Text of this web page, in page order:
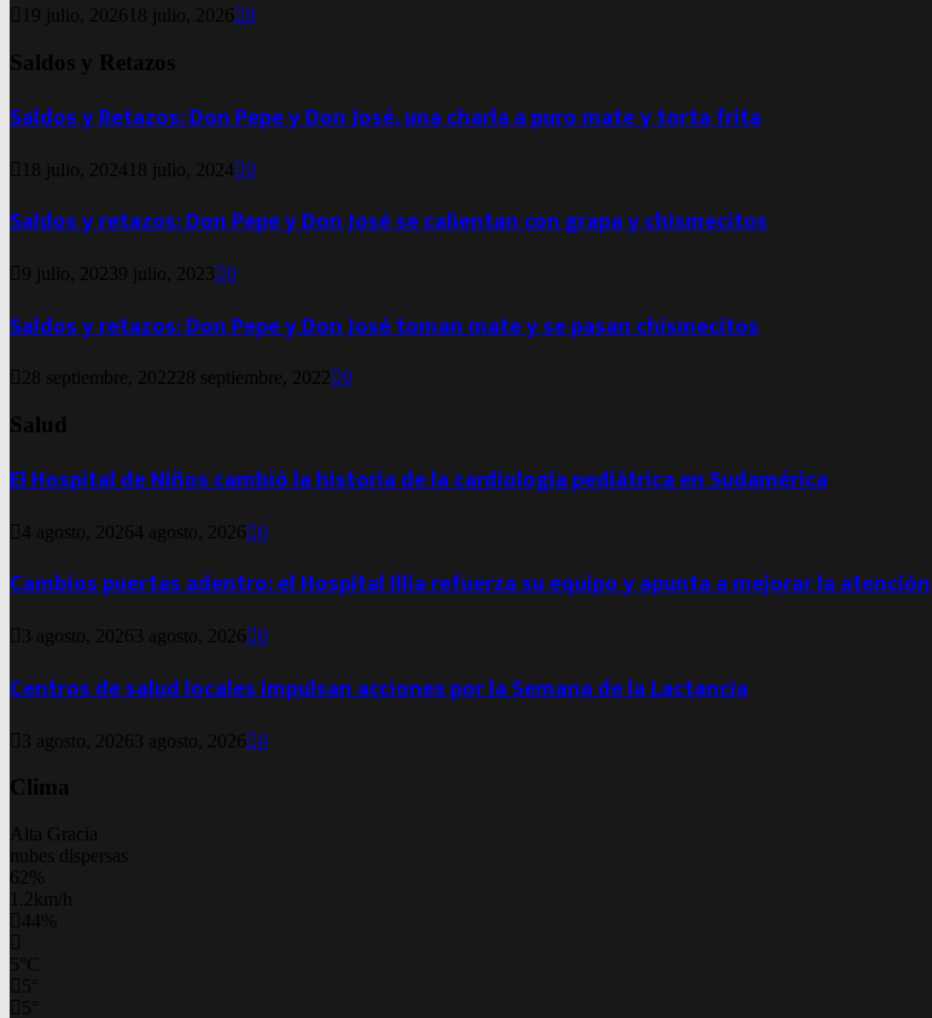
19 julio, 2026 18 julio, 2026 0
Saldos y Retazos
Saldos y Retazos: Don Pepe y Don José, una charla a puro mate y torta frita
18 julio, 2024 18 julio, 2024 0
Saldos y retazos: Don Pepe y Don José se calientan con grapa y chismecitos
9 julio, 20239 julio, 2023 0
Saldos y retazos: Don Pepe y Don José toman mate y se pasan chismecitos
28 septiembre, 202228 septiembre, 2022 0
Salud
El Hospital de Niños cambió la historia de la cardiología pediátrica en Sudamérica
4 agosto, 20264 agosto, 2026 0
Cambios puertas adentro: el Hospital Illia refuerza su equipo y apunta a mejorar la atención
3 agosto, 2026 3 agosto, 2026 0
Centros de salud locales impulsan acciones por la Semana de la Lactancia
3 agosto, 2026 3 agosto, 2026 0
Clima
Alta Gracia
nubes dispersas
62%
1.2km/h
44%
5 C
5
5